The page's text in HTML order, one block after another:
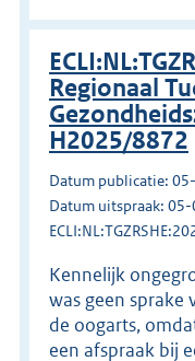
Regionaal
H2025/8872
Datum publicatie:
Datum uitspraak:
Kennelijk
was geen sprake
de oogarts,
een afspraak bij